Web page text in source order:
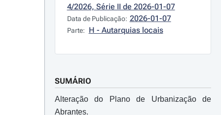
4/2026, Série II de 2026-01-07
Data de Publicação: 2026-01-07
Parte: H - Autarquias locais
SUMÁRIO
Alteração do Plano de Urbanização de
Abrantes.